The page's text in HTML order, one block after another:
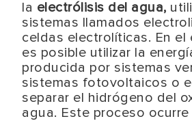
la electrólisis del agua,
sistemas llamados
celdas electrolíticas. En el
es posible utilizar la
producida por sistemas
sistemas fotovoltaicos o
separar el hidrógeno del
agua. Este proceso